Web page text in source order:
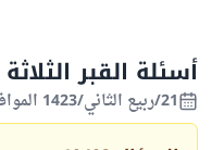
أسئلة القبر الثلاثة
21/ربيع الثاني/1423 الموافق 02/يوليو/2002